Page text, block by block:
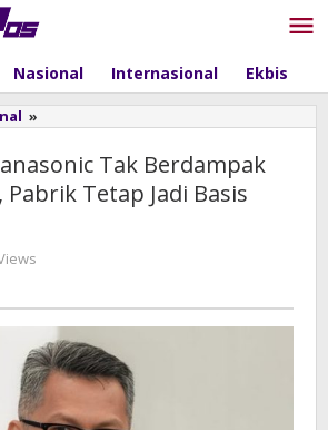
Nasional Internasional Ekbis
»
Panasonic
Tak
Berdampak
Jadi
Basis
Ekspor
Tak Berdampak
Tetap Jadi Basis